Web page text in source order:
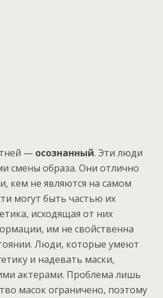
— осознанный. Эти люди
смены образа. Они отлично
кем не являются на самом
могут быть частью их
исходящая от них
им не свойственна
Люди, которые умеют
и надевать маски,
актерами. Проблема лишь
масок ограничено, поэтому